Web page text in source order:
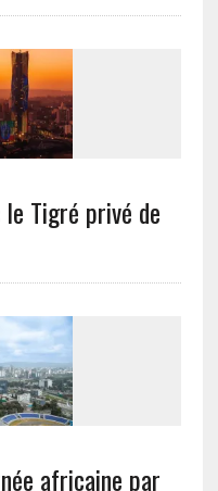
Tigré privé de
africaine par